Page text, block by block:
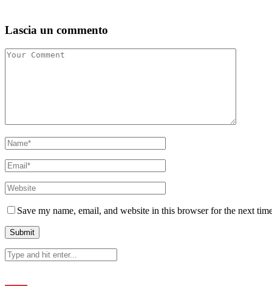
Lascia un commento
Save my name, email, and website in this browser for the next